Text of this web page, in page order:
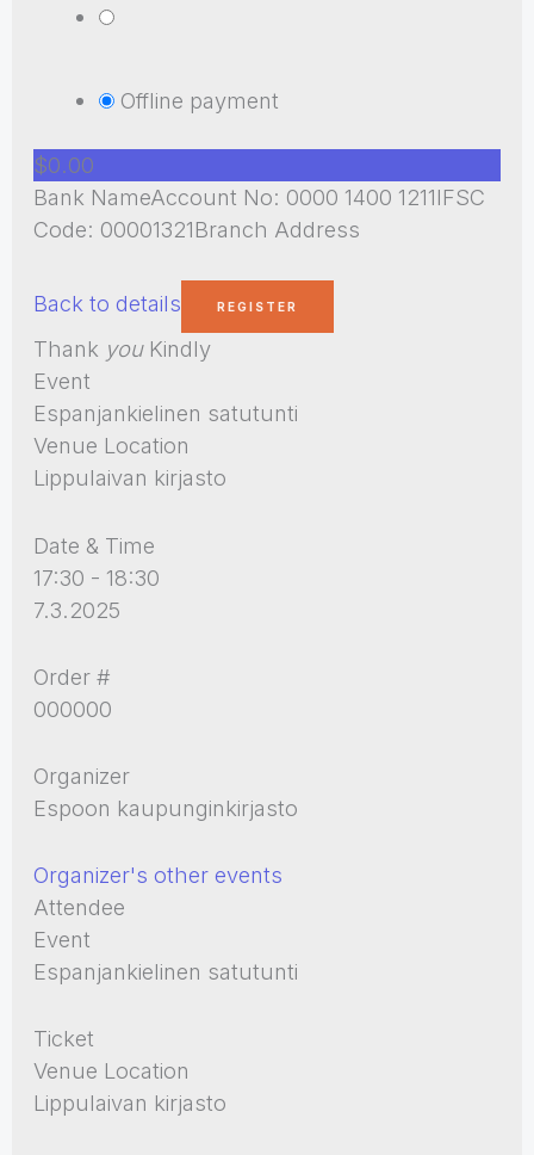
Offline payment
$0.00
Bank NameAccount No: 0000 1400 1211IFSC
Code: 00001321Branch Address
Back to details
Thank youKindly
Event
Espanjankielinen satutunti
Venue Location
Lippulaivan kirjasto
Date & Time
17:30 - 18:30
7.3.2025
Order #
000000
Organizer
Espoon kaupunginkirjasto
Organizer's other events
Attendee
Event
Espanjankielinen satutunti
Ticket
Venue Location
Lippulaivan kirjasto